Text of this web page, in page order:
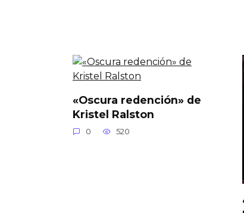
«Oscura redención» de
Kristel Ralston
0 520